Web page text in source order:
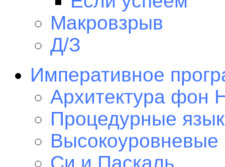
Макровзрыв
Д/З
Императивное
Архитектура фон
Процедурные
Си и Паскаль